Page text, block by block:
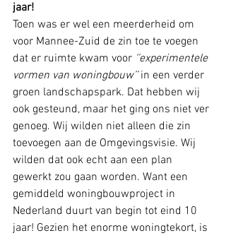
jaar!
Toen was er wel een meerderheid om
voor Mannee-Zuid de zin toe te voegen
dat er ruimte kwam voor ‘’experimentele
vormen van woningbouw’’ in een verder
groen landschapspark. Dat hebben wij
ook gesteund, maar het ging ons niet ver
genoeg. Wij wilden niet alleen die zin
toevoegen aan de Omgevingsvisie. Wij
wilden dat ook echt aan een plan
gewerkt zou gaan worden. Want een
gemiddeld woningbouwproject in
Nederland duurt van begin tot eind 10
jaar! Gezien het enorme woningtekort, is